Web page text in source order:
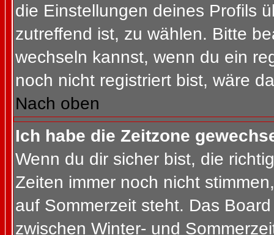
die Einstellungen deines Profils
zutreffend ist, zu wählen. Bitte
wechseln kannst, wenn du ein
noch nicht registriert bist, wäre
Nach oben
Ich habe die Zeitzone
Wenn du dir sicher bist, die
Zeiten immer noch nicht
auf Sommerzeit steht. Das
zwischen Winter- und